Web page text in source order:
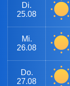
Di.
25.08
Mi.
26.08
Do.
27.08